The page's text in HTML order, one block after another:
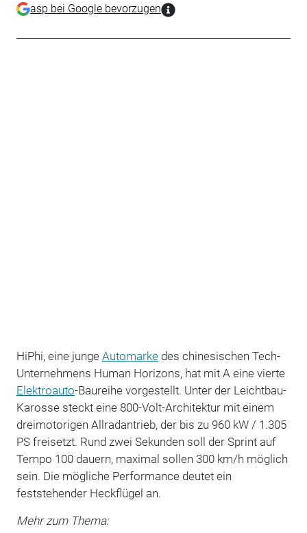
asp bei Google bevorzugen
HiPhi, eine junge Automarkedes chinesischen Tech-
Unternehmens Human Horizons, hat mit A eine vierte
Elektroauto-Baureihe vorgestellt. Unter der Leichtbau-
Karosse steckt eine 800-Volt-Architektur mit einem
dreimotorigen Allradantrieb, der bis zu 960 kW / 1.305
PS freisetzt. Rund zwei Sekunden soll der Sprint auf
Tempo 100 dauern, maximal sollen 300 km/h möglich
sein. Die mögliche Performance deutet ein
feststehender Heckflügel an.
Mehr zum Thema: